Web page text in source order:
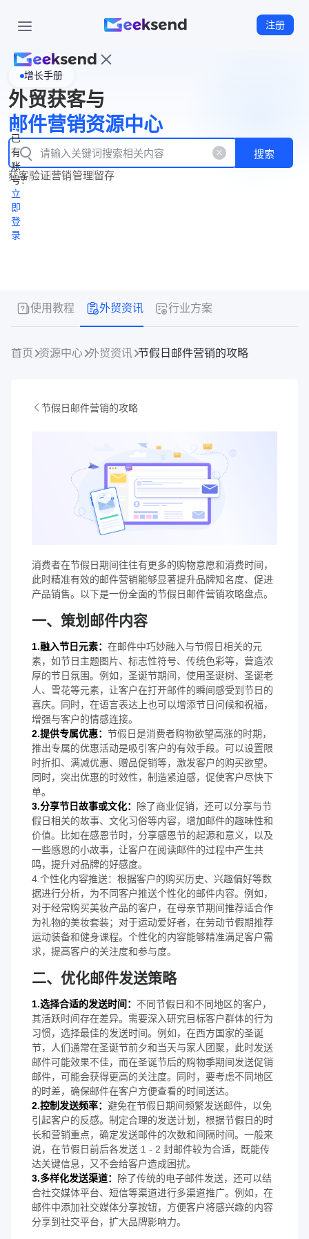
注册
页
WhatsApp
企业号
New
产
品
功
能
产
品
价
格
资
源
中
心
立
即
注
册
已
有
账
号？
立
即
登
录
增长手册
外贸获客与
邮件营销资源中心
搜索
获客验证营销管理留存
使用教程 外贸资讯 行业方案
首页 资源中心 外贸资讯 节假日邮件营销的攻略
节假日邮件营销的攻略
消费者在节假日期间往往有更多的购物意愿和消费时间，
此时精准有效的邮件营销能够显著提升品牌知名度、促进
产品销售。以下是一份全面的节假日邮件营销攻略盘点。
一、策划邮件内容
1.融入节日元素： 在邮件中巧妙融入与节假日相关的元
素，如节日主题图片、标志性符号、传统色彩等，营造浓
厚的节日氛围。例如，圣诞节期间，使用圣诞树、圣诞老
人、雪花等元素，让客户在打开邮件的瞬间感受到节日的
喜庆。同时，在语言表达上也可以增添节日问候和祝福，
增强与客户的情感连接。
2.提供专属优惠： 节假日是消费者购物欲望高涨的时期，
推出专属的优惠活动是吸引客户的有效手段。可以设置限
时折扣、满减优惠、赠品促销等，激发客户的购买欲望。
同时，突出优惠的时效性，制造紧迫感，促使客户尽快下
单。
3.分享节日故事或文化： 除了商业促销，还可以分享与节
假日相关的故事、文化习俗等内容，增加邮件的趣味性和
价值。比如在感恩节时，分享感恩节的起源和意义，以及
一些感恩的小故事，让客户在阅读邮件的过程中产生共
鸣，提升对品牌的好感度。
4.个性化内容推送：根据客户的购买历史、兴趣偏好等数
据进行分析，为不同客户推送个性化的邮件内容。例如，
对于经常购买美妆产品的客户，在母亲节期间推荐适合作
为礼物的美妆套装；对于运动爱好者，在劳动节假期推荐
运动装备和健身课程。个性化的内容能够精准满足客户需
求，提高客户的关注度和参与度。
二、优化邮件发送策略
1.选择合适的发送时间： 不同节假日和不同地区的客户，
其活跃时间存在差异。需要深入研究目标客户群体的行为
习惯，选择最佳的发送时间。例如，在西方国家的圣诞
节，人们通常在圣诞节前夕和当天与家人团聚，此时发送
邮件可能效果不佳，而在圣诞节后的购物季期间发送促销
邮件，可能会获得更高的关注度。同时，要考虑不同地区
的时差，确保邮件在客户方便查看的时间送达。
2.控制发送频率： 避免在节假日期间频繁发送邮件，以免
引起客户的反感。制定合理的发送计划，根据节假日的时
长和营销重点，确定发送邮件的次数和间隔时间。一般来
说，在节假日前后各发送 1 - 2 封邮件较为合适，既能传
达关键信息，又不会给客户造成困扰。
3.多样化发送渠道： 除了传统的电子邮件发送，还可以结
合社交媒体平台、短信等渠道进行多渠道推广。例如，在
邮件中添加社交媒体分享按钮，方便客户将感兴趣的内容
分享到社交平台，扩大品牌影响力。